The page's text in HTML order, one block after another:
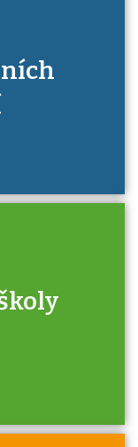
a kde